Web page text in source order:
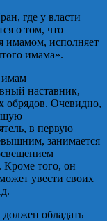
где у власти
о том, что
имамом, исполняет
имама».
имам
наставник,
обрядов. Очевидно,
в первую
занимается
того, он
увести своих
обладать